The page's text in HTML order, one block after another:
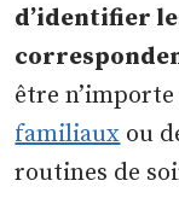
d’identifier
être
familiauxou
routines de